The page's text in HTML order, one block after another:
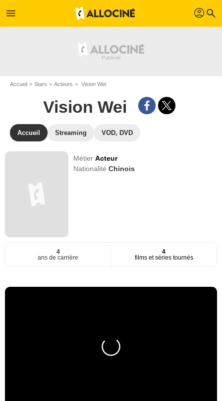
menu profil search
Accueil Stars Acteurs Vision Wei
Vision Wei
Accueil Streaming VOD, DVD
MétierActeur
NationalitéChinois
4
ans de carrière
4
films et séries tournés